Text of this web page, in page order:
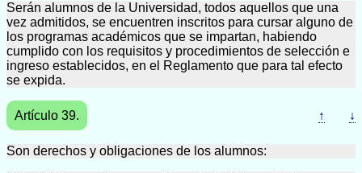
Serán alumnos de la Universidad, todos aquellos que una
vez admitidos, se encuentren inscritos para cursar alguno de
los programas académicos que se impartan, habiendo
cumplido con los requisitos y procedimientos de selección e
ingreso establecidos, en el Reglamento que para tal efecto
se expida.
Artículo 39. ↑ ↓
Son derechos y obligaciones de los alumnos: